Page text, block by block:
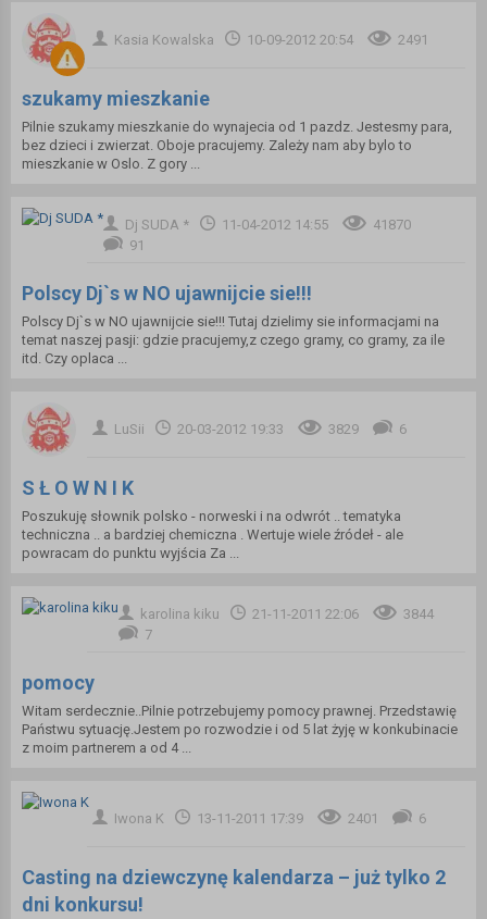
Kasia Kowalska 10-09-2012 20:54 2491
szukamy mieszkanie
Pilnie szukamy mieszkanie do wynajecia od 1 pazdz. Jestesmy para,
bez dzieci i zwierzat. Oboje pracujemy. Zależy nam aby bylo to
mieszkanie w Oslo. Z gory ...
Dj SUDA * 11-04-2012 14:55
41870
91
Polscy Dj`s w NO ujawnijcie sie!!!
Polscy Dj`s w NO ujawnijcie sie!!! Tutaj dzielimy sie informacjami na
temat naszej pasji: gdzie pracujemy,z czego gramy, co gramy, za ile
itd. Czy oplaca ...
LuSii 20-03-2012 19:33 3829 6
S Ł O W N I K
Poszukuję słownik polsko - norweski i na odwrót .. tematyka
techniczna .. a bardziej chemiczna . Wertuje wiele źródeł - ale
powracam do punktu wyjścia Za ...
karolina kiku 21-11-2011 22:06
3844
7
pomocy
Witam serdecznie..Pilnie potrzebujemy pomocy prawnej. Przedstawię
Państwu sytuację.Jestem po rozwodzie i od 5 lat żyję w konkubinacie
z moim partnerem a od 4 ...
Iwona K 13-11-2011 17:39 2401 6
Casting na dziewczynę kalendarza – już tylko 2
dni konkursu!